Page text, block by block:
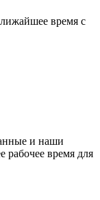
время с
и наши
рабочее время для